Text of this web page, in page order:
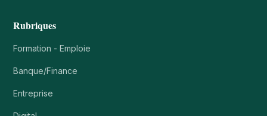
Rubriques
Formation - Emploie
Banque/Finance
Entreprise